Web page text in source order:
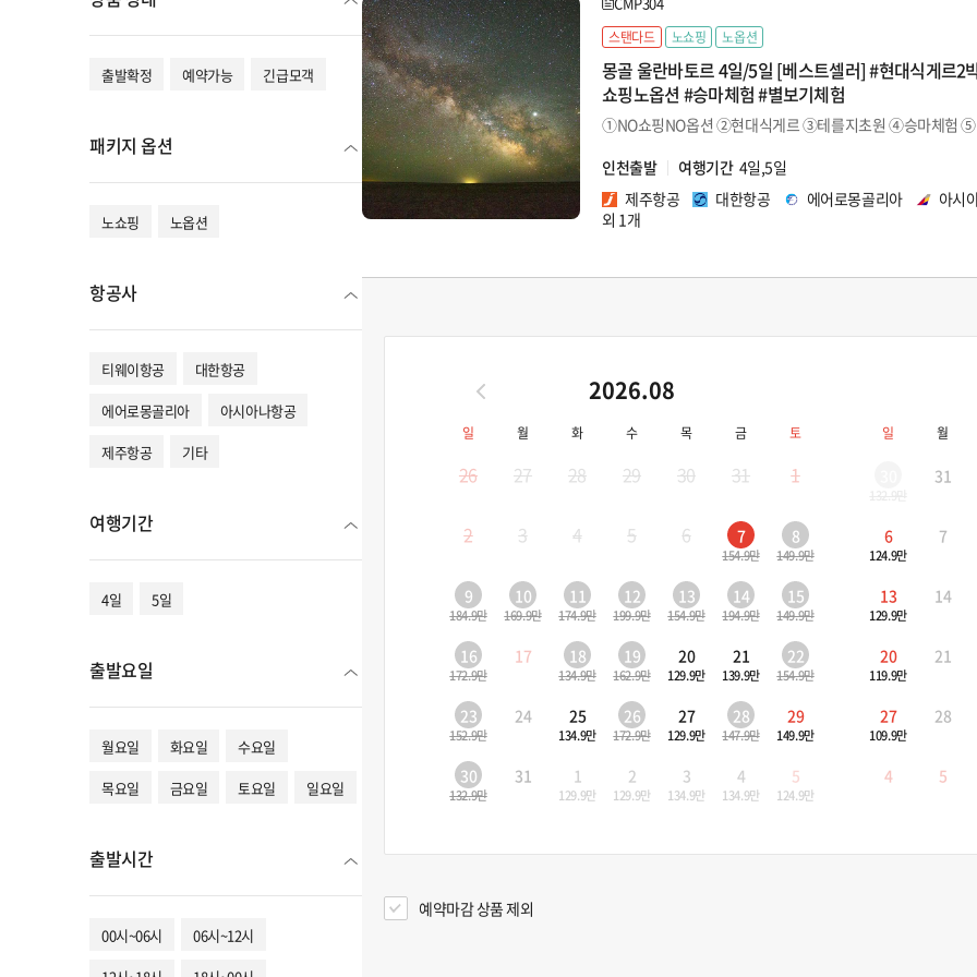
출발확정 예약가능 긴급모객
패키지 옵션
노쇼핑 노옵션
항공사
티웨이항공
대한항공
에어로몽골리아
아시아나항공
제주항공
기타
여행기간
4일 5일
출발요일
월요일 화요일
수요일
목요일
금요일 토요일 일요일
출발시간
00시~06시
06시~12시
스탠다드 노쇼핑 노옵션
몽골 울란바토르 4일/5일 [베스트셀러] #현대식게르2
쇼핑노옵션 #승마체험 #별보기체험
①NO쇼핑NO옵션 ②현대식게르 ③테를지초원 ④승마체험 ⑤
인천출발
여행기간 4일,5일
제주항공
대한항공 에어로몽골리아
아시
외 1개
2026.08
일 월 화 수 목 금 토
26 27 28 29 30 31 1
2 3 4 5 6 7
154.9만
8
149.9만
9
184.9만
10
169.9만
11
174.9만
12
199.9만
13
154.9만
14
194.9만
15
149.9만
16
172.9만
17 18
134.9만
19
162.9만
20
129.9만
21
139.9만
22
154.9만
23
152.9만
24 25
134.9만
26
172.9만
27
129.9만
28
147.9만
29
149.9만
30
132.9만
31 1
129.9만
2
129.9만
3
134.9만
4
134.9만
5
124.9만
일 월
31
6
124.9만
7
13
129.9만
14
20
119.9만
21
27
109.9만
28
4 5
예약마감 상품 제외